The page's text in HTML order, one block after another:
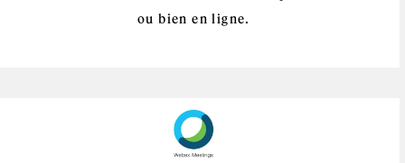
ou bien en ligne.